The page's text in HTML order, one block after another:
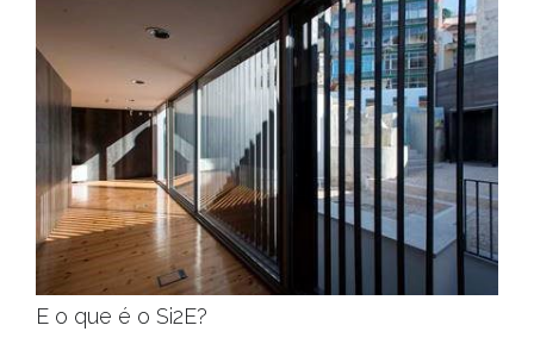
E o que é o Si2E?